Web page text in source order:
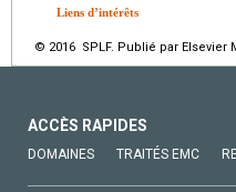
Liens d’intérêts
© 2016 SPLF. Publié par Elsevier
ACCÈS RAPIDES
DOMAINES TRAITÉS EMC